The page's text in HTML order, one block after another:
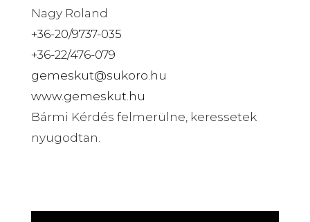
Nagy Roland
+36-20/9737-035
+36-22/476-079
gemeskut@sukoro.hu
www.gemeskut.hu
Bármi Kérdés felmerülne, keressetek
nyugodtan.